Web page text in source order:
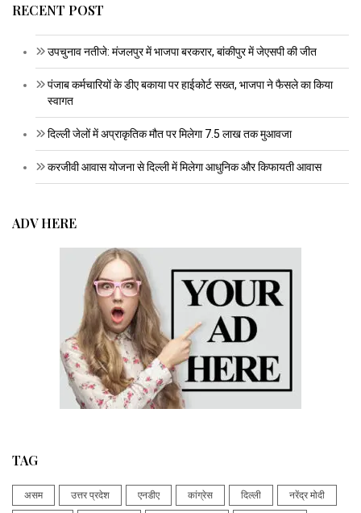
RECENT POST
उपचुनाव नतीजे: मंजलपुर में भाजपा बरकरार, बांकीपुर में जेएसपी की जीत
पंजाब कर्मचारियों के डीए बकाया पर हाईकोर्ट सख्त, भाजपा ने फैसले का किया
स्वागत
दिल्ली जेलों में अप्राकृतिक मौत पर मिलेगा 7.5 लाख तक मुआवजा
करजीवी आवास योजना से दिल्ली में मिलेगा आधुनिक और किफायती आवास
ADV HERE
TAG
असम उत्तर प्रदेश एनडीए कांग्रेस दिल्ली नरेंद्र मोदी